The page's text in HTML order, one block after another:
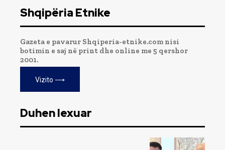
Shqipëria Etnike
Gazeta e pavarur Shqiperia-etnike.com nisi
botimin e saj në print dhe online me 5 qershor
2001.
Vizito ⟶
Duhen lexuar